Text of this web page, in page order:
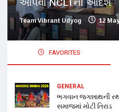
Team Vibrant Udyog 12
FAVORITES
GENERAL
ભગવાન જગન્નાથની
સમાજમાં મોટી તિરાડ